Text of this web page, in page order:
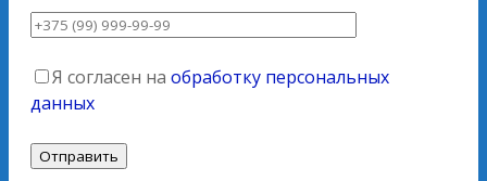
Я согласен на обработку персональных
данных